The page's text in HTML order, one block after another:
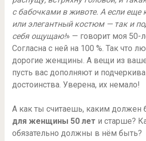
с бабочками в животе. ⁣⁣А если еще
или элегантный костюм — так и
себя ощущаю!» — говорит моя 50-
Согласна с ней на 100 %. Так что
дорогие женщины. А вещи из
пусть вас дополняют и
достоинства. Уверена, их немало!
А как ты считаешь, каким должен
для женщины 50 лет и старше?
обязательно должны в нём быть?